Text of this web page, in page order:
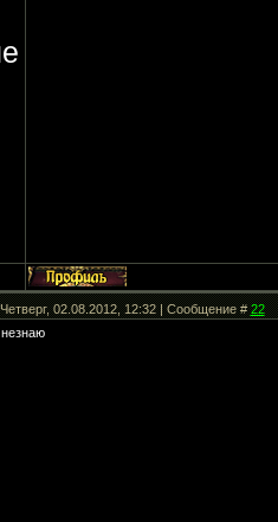
02.08.2012, 12:32 | Сообщение #22